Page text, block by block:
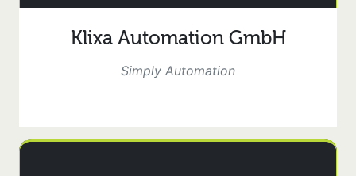
Klixa Automation GmbH
Simply Automation